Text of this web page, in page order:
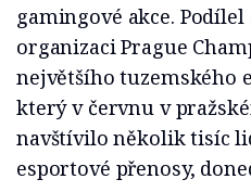
gamingové akce.
organizaci Prague
největšího tuzemského
který v červnu v
navštívilo několik tisíc
esportové přenosy,